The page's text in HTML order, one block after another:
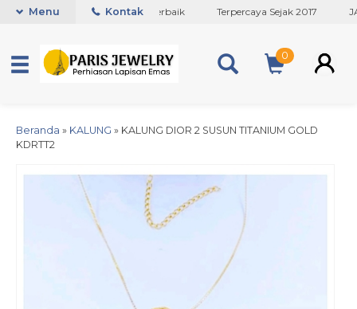
Toko Titanium Lapisan Emas Terbaik Terpercaya Sejak 2017
Menu Kontak
0
Beranda » KALUNG » KALUNG DIOR 2 SUSUN TITANIUM GOLD
KDRTT2